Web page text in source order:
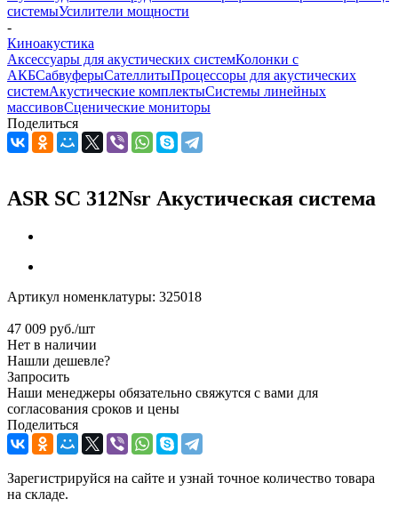
системыУсилители мощности
-
Киноакустика
Аксессуары для акустических системКолонки с
АКБСабвуферыСателлитыПроцессоры для акустических
системАкустические комплектыСистемы линейных
массивовСценические мониторы
Поделиться
ASR SC 312Nsr Акустическая система
Артикул номенклатуры: 325018
47 009 руб./шт
Нет в наличии
Нашли дешевле?
Запросить
Наши менеджеры обязательно свяжутся с вами для
согласования сроков и цены
Поделиться
Зарегистрируйся на сайте и узнай точное количество товара
на складе.